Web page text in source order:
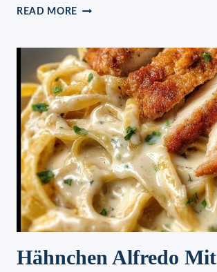
READ MORE KNUSPRIG
SO
BEREITEN
SIE
EINE
NOCH
LECKERERE
BEILAGE
ZU
Hähnchen Alfredo Mit